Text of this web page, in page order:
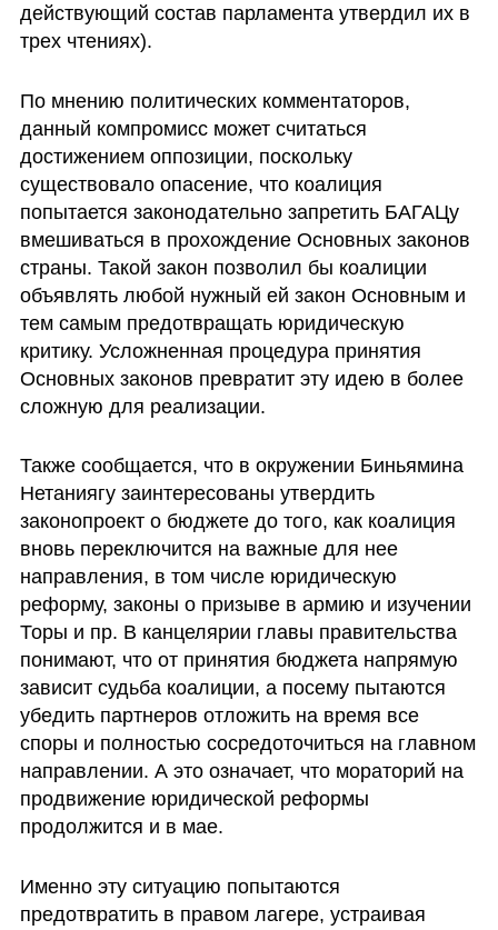
действующий состав парламента утвердил их в
трех чтениях).
По мнению политических комментаторов,
данный компромисс может считаться
достижением оппозиции, поскольку
существовало опасение, что коалиция
попытается законодательно запретить БАГАЦу
вмешиваться в прохождение Основных законов
страны. Такой закон позволил бы коалиции
объявлять любой нужный ей закон Основным и
тем самым предотвращать юридическую
критику. Усложненная процедура принятия
Основных законов превратит эту идею в более
сложную для реализации.
Также сообщается, что в окружении Биньямина
Нетаниягу заинтересованы утвердить
законопроект о бюджете до того, как коалиция
вновь переключится на важные для нее
направления, в том числе юридическую
реформу, законы о призыве в армию и изучении
Торы и пр. В канцелярии главы правительства
понимают, что от принятия бюджета напрямую
зависит судьба коалиции, а посему пытаются
убедить партнеров отложить на время все
споры и полностью сосредоточиться на главном
направлении. А это означает, что мораторий на
продвижение юридической реформы
продолжится и в мае.
Именно эту ситуацию попытаются
предотвратить в правом лагере, устраивая